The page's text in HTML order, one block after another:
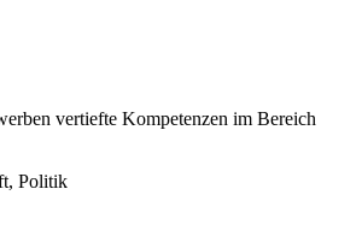
vertiefte Kompetenzen im Bereich
Politik